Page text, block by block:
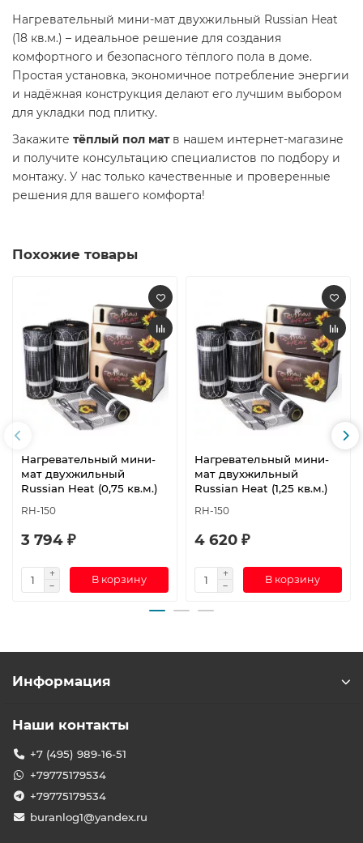
Нагревательный мини-мат двухжильный Russian Heat
(18 кв.м.) – идеальное решение для создания
комфортного и безопасного тёплого пола в доме.
Простая установка, экономичное потребление энергии
и надёжная конструкция делают его лучшим выбором
для укладки под плитку.
Закажите тёплый пол матв нашем интернет-магазине
и получите консультацию специалистов по подбору и
монтажу. У нас только качественные и проверенные
решения для вашего комфорта!
Похожие товары
Нагревательный мини-
мат двухжильный
Russian Heat (0,75 кв.м.)
RH-150
3 794 ₽
В корзину
Нагревательный мини-
мат двухжильный
Russian Heat (1,25 кв.м.)
RH-150
4 620 ₽
В корзину
Информация
Наши контакты
+7 (495) 989-16-51
+79775179534
+79775179534
buranlog1@yandex.ru